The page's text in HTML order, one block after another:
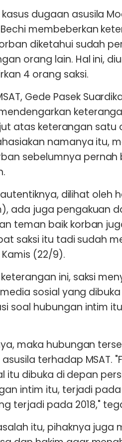
dugaan asusila
Bechi membeberkan
diketahui sudah
orang lain. Hal ini,
4 orang saksi.
Gede Pasek
atas keterangan satu
namanya itu,
sebelumnya pernah
dilihat oleh
ada juga pengakuan
teman baik korban
saksi itu tadi sudah
(22/9).
ini, saksi
sosial yang
soal hubungan intim
maka hubungan
terhadap MSAT.
itu dibuka di depan
intim itu, terjadi pada
terjadi pada 2018,"
itu, pihaknya juga